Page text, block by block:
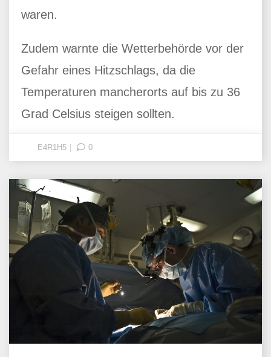
waren.
Zudem warnte die Wetterbehörde vor der
Gefahr eines Hitzschlags, da die
Temperaturen mancherorts auf bis zu 36
Grad Celsius steigen sollten.
E4R1H5 0